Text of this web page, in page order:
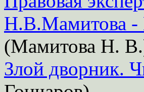
Н.В.Мамитова
(Мамитова Н.
Злой дворник.